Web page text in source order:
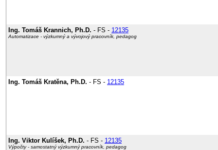
Ing. Tomáš Krannich, Ph.D. - FS - 12135
Automatizace - výzkumný a vývojový pracovník, pedagog
Ing. Tomáš Kratěna, Ph.D. - FS - 12135
Ing. Viktor Kulíšek, Ph.D. - FS - 12135
Výpočty - samostatný výzkumný pracovník, pedagog